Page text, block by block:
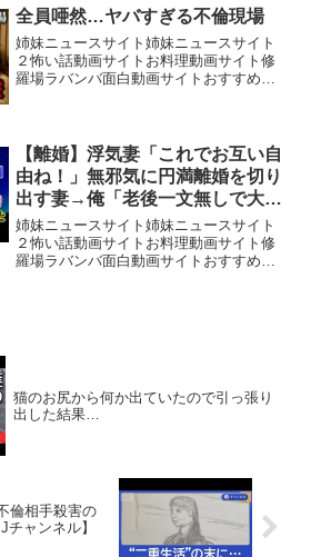
ーボのInstagram→ ■フ...
全員唖然…ヤバすぎる不倫現場
姉妹ニュースサイト姉妹ニュースサイト
２怖い話動画サイトお料理動画サイト修
羅場ラバンバ面白動画サイトおすすめ動
【離婚】浮気妻「これでお互い自
由ね！」無邪気に円満離婚を切り
出す妻→俺「老後一文無しで大丈
夫か？」妻「え？」彼女が知らな
い共有財産の正体と俺が仕掛けた
最後の…【シタ妻】
姉妹ニュースサイト姉妹ニュースサイト
２怖い話動画サイトお料理動画サイト修
羅場ラバンバ面白動画サイトおすすめ動
猫のお尻から何か出ていたので引っ張り
出した結果…
倫相手殺害の
ャンネル】